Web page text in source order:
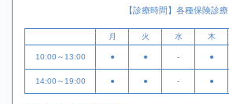
【診療時間】各種保険診療
月 火 水 木
10:00～13:00 ● ● - ●
14:00～19:00 ● ● - ●